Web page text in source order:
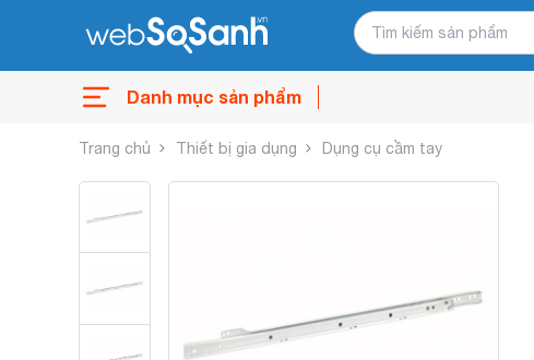
Danh mục sản phẩm
Trang chủ Thiết bị gia dụng Dụng cụ cầm tay